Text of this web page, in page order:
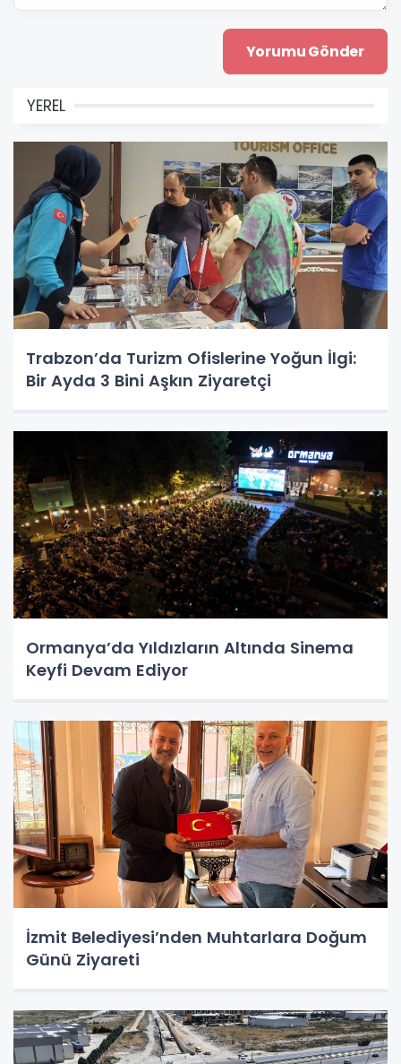
YEREL
Trabzon’da Turizm Ofislerine Yoğun İlgi:
Bir Ayda 3 Bini Aşkın Ziyaretçi
Ormanya’da Yıldızların Altında Sinema
Keyfi Devam Ediyor
İzmit Belediyesi’nden Muhtarlara Doğum
Günü Ziyareti